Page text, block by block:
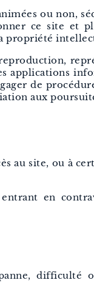
ou non,
ce site et
propriété
applications
de
aux
au site, ou à
en
difficulté